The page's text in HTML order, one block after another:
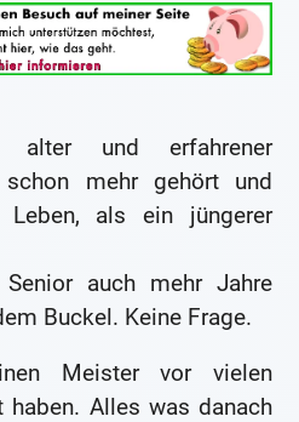
und erfahrener
schon mehr gehört und
als ein jüngerer
auch mehr Jahre
Buckel. Keine Frage.
Meister vor vielen
haben. Alles was danach